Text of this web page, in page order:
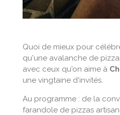
Quoi de mieux pour
qu'une avalanche de
avec ceux qu'on aime à
une vingtaine d'invités.
Au programme : de la
farandole de pizzas